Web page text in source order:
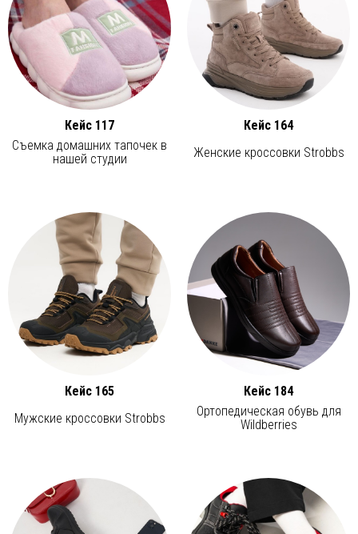
Кейс 117
Съемка домашних тапочек в
нашей студии
Кейс 164
Женские кроссовки Strobbs
Кейс 165
Мужские кроссовки Strobbs
Кейс 184
Ортопедическая обувь для
Wildberries